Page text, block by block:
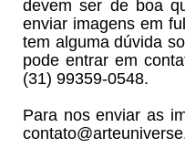
devem ser de boa
enviar imagens em
tem alguma dúvida
pode entrar em
(31) 99359-0548.
Para nos enviar as